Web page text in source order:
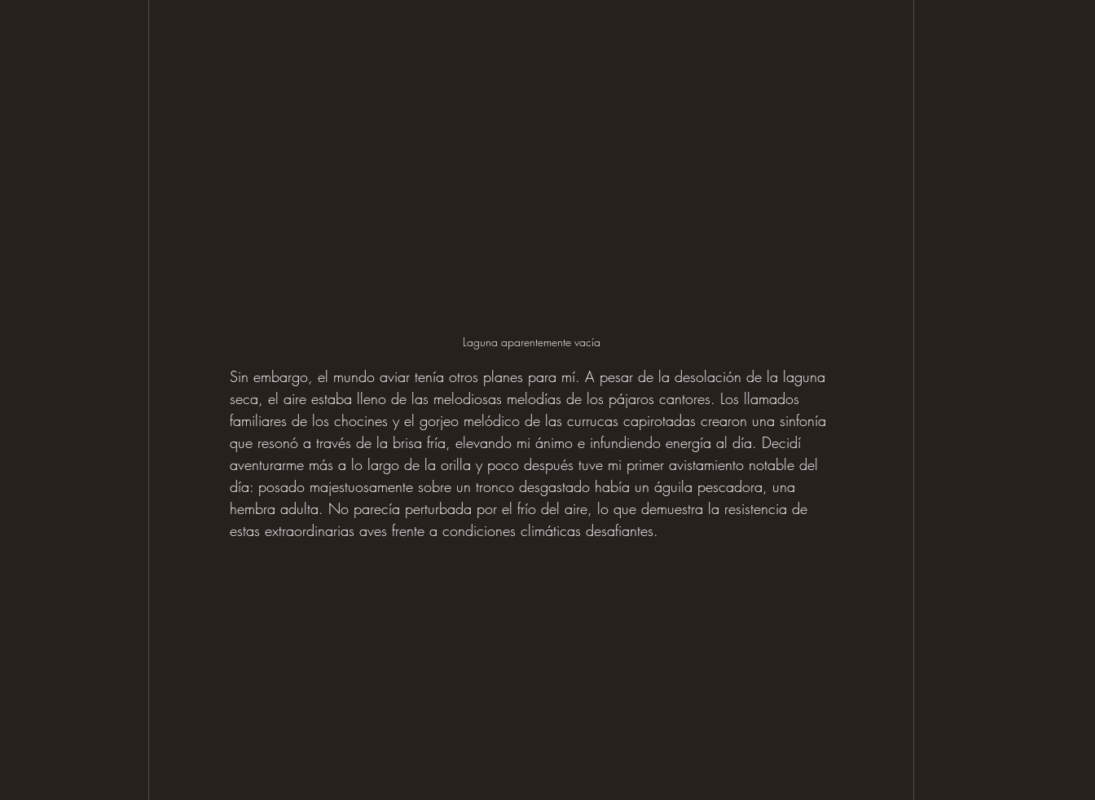
Laguna aparentemente vacía
Sin embargo, el mundo aviar tenía otros planes para mí. A pesar de la desolación de la laguna
seca, el aire estaba lleno de las melodiosas melodías de los pájaros cantores. Los llamados
familiares de los chocines y el gorjeo melódico de las currucas capirotadas crearon una sinfonía
que resonó a través de la brisa fría, elevando mi ánimo e infundiendo energía al día. Decidí
aventurarme más a lo largo de la orilla y poco después tuve mi primer avistamiento notable del
día: posado majestuosamente sobre un tronco desgastado había un águila pescadora, una
hembra adulta. No parecía perturbada por el frío del aire, lo que demuestra la resistencia de
estas extraordinarias aves frente a condiciones climáticas desafiantes.